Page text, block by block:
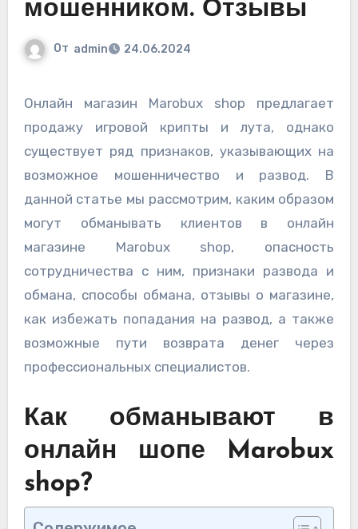
мошенником. Отзывы
От admin 24.06.2024
Онлайн магазин Marobux shop предлагает
продажу игровой крипты и лута, однако
существует ряд признаков, указывающих на
возможное мошенничество и развод. В
данной статье мы рассмотрим, каким образом
могут обманывать клиентов в онлайн
магазине Marobux shop, опасность
сотрудничества с ним, признаки развода и
обмана, способы обмана, отзывы о магазине,
как избежать попадания на развод, а также
возможные пути возврата денег через
профессиональных специалистов.
Как обманывают в
онлайн шопе Marobux
shop?